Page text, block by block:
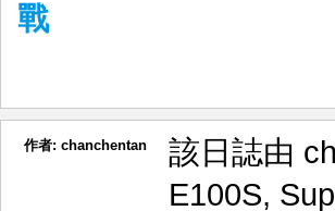
戰
作者: chanchentan
該日誌由
E100S,